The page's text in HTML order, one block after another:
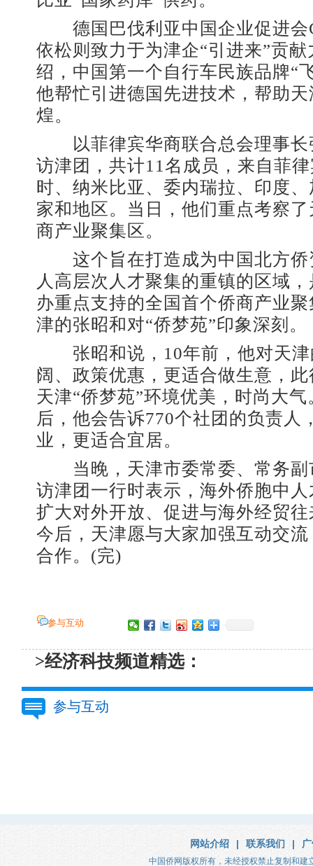
德国巴伐利亚中国企业促进会
依松则致力于为津企“引进来”贡
绍，中国第一个自行车民族品牌“
他帮忙引进德国先进技术，帮助
煌。
以菲律宾华商联合总会理事长
访津团，共计11名成员，来自菲
时、纳米比亚、委内瑞拉、印度
家和地区。当日，他们重点考察
商产业聚集区。
这个旨在打造成为中国北方侨
人高层次人才聚集的重镇的区域
办重点支持的全国首个侨商产业
津的张昭和对“侨梦苑”印象深刻。
张昭和说，10年前，他对天津
阔、政策优惠，更适合做生意，
天津“侨梦苑”环境优美，时尚大
后，他会告诉770个社团的负责人
业，更适合宜居。
当晚，天津市委常委、常务副
访津团一行时表示，海外侨胞中
扩大对外开放、促进与海外经贸
今后，天津愿与大家加强互动交
合作。(完)
参与互动
>经济科技频道精选：
参与互动
网站介绍 | 联系我们 |
中国侨网版权所有，未经授权禁止复制和建